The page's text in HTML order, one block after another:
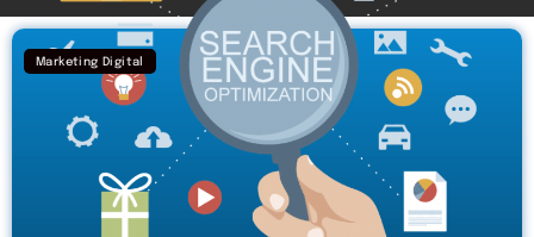
Marketing Digital